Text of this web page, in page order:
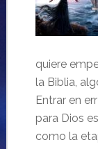
quiere
la Biblia,
Entrar en
para Dios
como la